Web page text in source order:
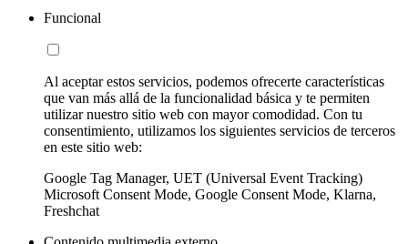
Funcional
Al aceptar estos servicios, podemos ofrecerte características
que van más allá de la funcionalidad básica y te permiten
utilizar nuestro sitio web con mayor comodidad. Con tu
consentimiento, utilizamos los siguientes servicios de terceros
en este sitio web:
Google Tag Manager, UET (Universal Event Tracking)
Microsoft Consent Mode, Google Consent Mode, Klarna,
Freshchat